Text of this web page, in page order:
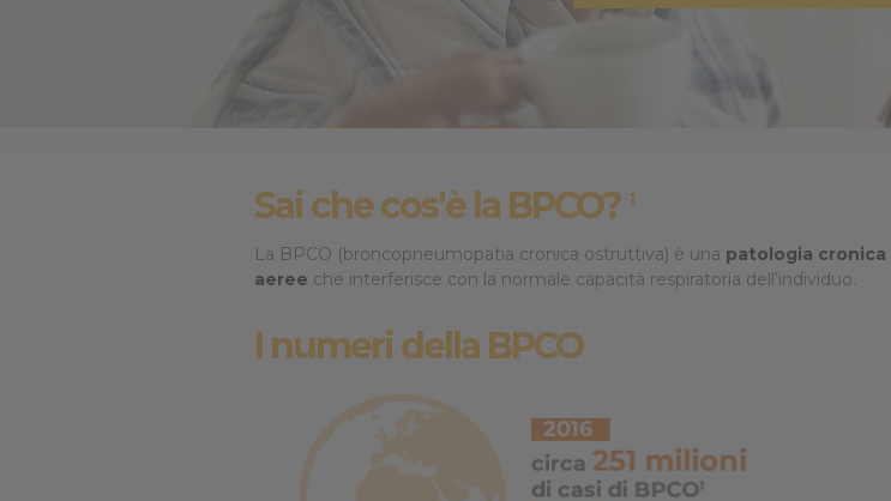
Sai che cos'è la BPCO? 1
La BPCO (broncopneumopatia cronica ostruttiva) è una patologia cronica
aeree che interferisce con la normale capacità respiratoria dell’individuo.
I numeri della BPCO
Cookie per l’analisi delle prestazioni